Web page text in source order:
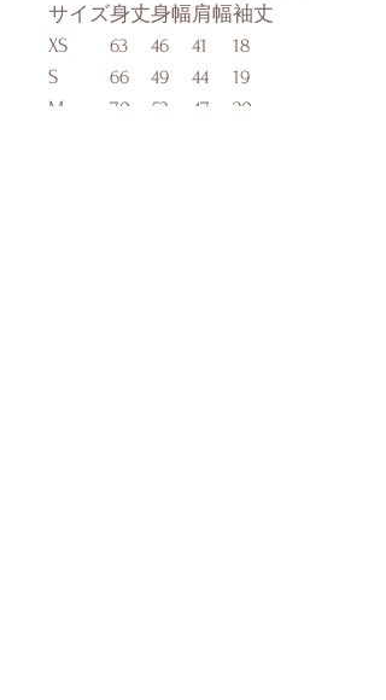
サイズ身丈身幅肩幅袖丈
XS
63 46 41
18
S
66 49 44
19
M
70 52 47
20